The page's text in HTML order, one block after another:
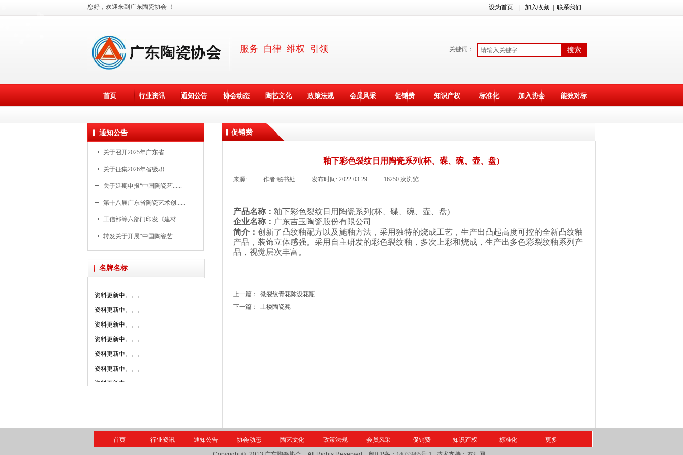
关键词： 搜索
首页 行业资讯 通知公告 协会动态 陶艺文化 政策法规 会员风采 促销费 知识产权 标准化 加入协会 能效对标
设为首页 加入收藏
您好，欢迎来到广东陶瓷协会 ！
服务 自律 维权 引领
| 联系我们
促销费
通知公告
关于召开2025年广东省......
关于征集2026年省级职......
关于延期申报“中国陶瓷艺......
第十八届广东省陶瓷艺术创......
工信部等六部门印发《建材......
转发关于开展“中国陶瓷艺......
釉下彩色裂纹日用陶瓷系列(杯、碟、碗、壶、盘)
来源: 作者:秘书处 发布时间: 2022-03-29 16250 次浏览
产品名称： 釉下彩色裂纹日用陶瓷系列 (杯、碟、碗、壶、盘)
企业名称： 广东吉玉陶瓷股份有限公司
简介： 创新了凸纹釉配方以及施釉方法，采用独特的烧成工艺，生产出凸起高度可控的全新凸纹釉
产品，装饰立体感强。 采用 自主研发的彩色裂纹釉，多次上彩和烧成 ， 生产出多色彩裂纹釉系列产
品， 视觉层次丰富 。
上一篇：
微裂纹青花陈设花瓶
下一篇：
土楼陶瓷凳
名牌名标
资料更新中。。。
资料更新中。。。
资料更新中。。。
资料更新中。。。
资料更新中。。。
资料更新中。。。
资料更新中。。。
资料更新中。。。
资料更新中。。。
资料更新中。。。
资料更新中。。。
资料更新中。。。
首页 行业资讯 通知公告 协会动态 陶艺文化 政策法规 会员风采 促销费 知识产权 标准化 更多